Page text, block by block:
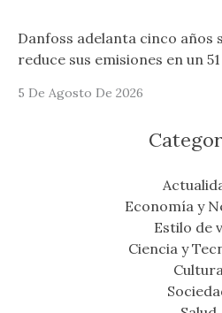
Danfoss adelanta cinco años
reduce sus emisiones en un
5 De Agosto De 2026
Economía y
Estilo de
Ciencia y
Cultura